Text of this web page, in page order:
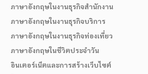
02-514-1840
ภาษาอังกฤษในงานธุรกิจสำนักงาน
ภาษาอังกฤษในงานธุรกิจบริการ
ภาษาอังกฤษในงานธุรกิจท่องเที่ยว
ภาษาอังกฤษในชีวิตประจำวัน
อินเตอร์เน็ตและการสร้างเว็บไซต์